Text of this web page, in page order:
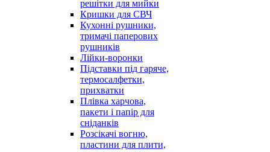
решітки для мийки
Кришки для СВЧ
Кухонні рушники,
тримачі паперових
рушників
Лійки-воронки
Підставки під гаряче,
термосалфетки,
прихватки
Плівка харчова,
пакети і папір для
сніданків
Розсікачі вогню,
пластини для плити,